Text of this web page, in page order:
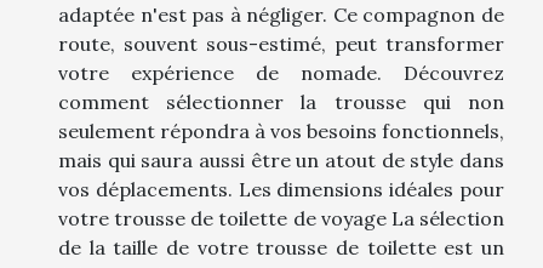
adaptée n'est pas à négliger. Ce compagnon de
route, souvent sous-estimé, peut transformer
votre expérience de nomade. Découvrez
comment sélectionner la trousse qui non
seulement répondra à vos besoins fonctionnels,
mais qui saura aussi être un atout de style dans
vos déplacements. Les dimensions idéales pour
votre trousse de toilette de voyage La sélection
de la taille de votre trousse de toilette est un